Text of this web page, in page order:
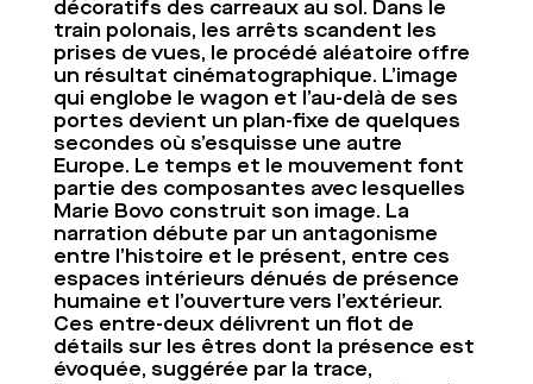
décoratifs des carreaux au sol. Dans le
train polonais, les arrêts scandent les
prises de vues, le procédé aléatoire offre
un résultat cinématographique. L’image
qui englobe le wagon et l’au-delà de ses
portes devient un plan-fixe de quelques
secondes où s’esquisse une autre
Europe. Le temps et le mouvement font
partie des composantes avec lesquelles
Marie Bovo construit son image. La
narration débute par un antagonisme
entre l’histoire et le présent, entre ces
espaces intérieurs dénués de présence
humaine et l’ouverture vers l’extérieur.
Ces entre-deux délivrent un flot de
détails sur les êtres dont la présence est
évoquée, suggérée par la trace,